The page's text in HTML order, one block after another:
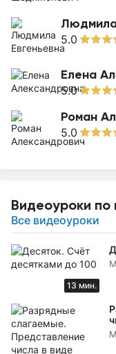
5.0
Елена
5.0
Роман
5.0
Видеоуроки по
Все видеоуроки
13 мин.